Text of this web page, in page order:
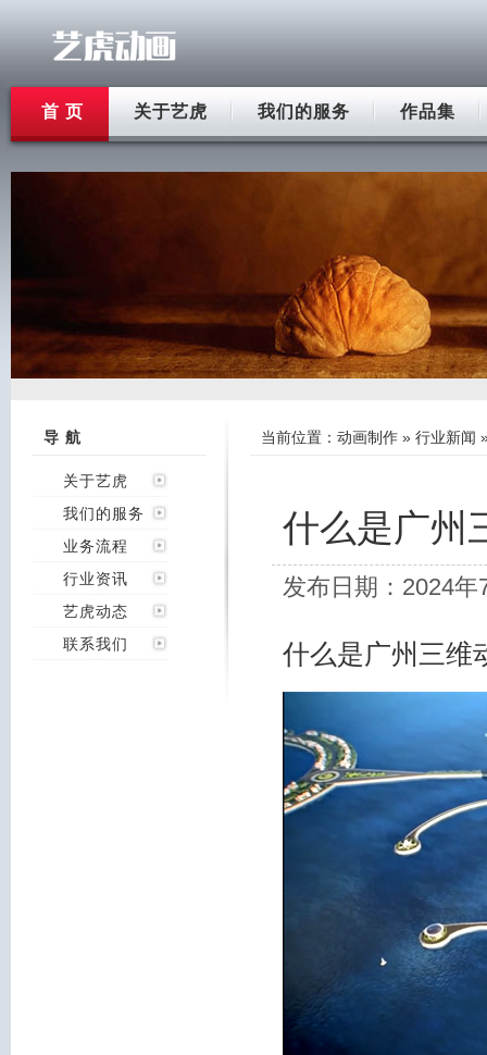
首 页 关于艺虎 我们的服务 作品集
导 航
关于艺虎
我们的服务
业务流程
行业资讯
艺虎动态
联系我们
当前位置： 动画制作 » 行业新闻
什么是广州
发布日期：2024
什么是广州三维